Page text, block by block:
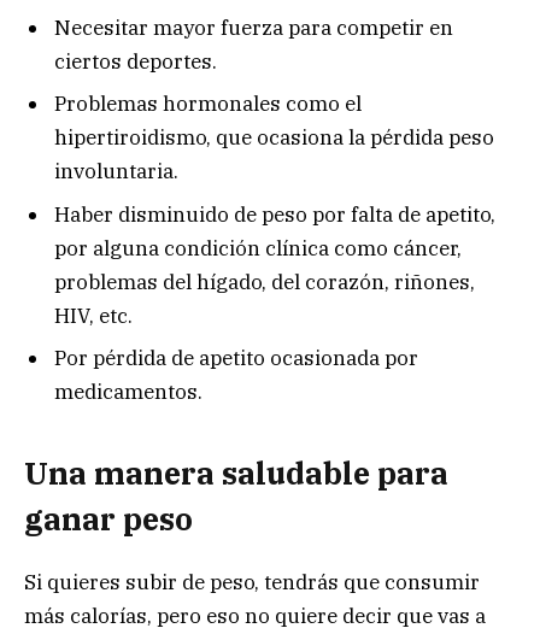
Necesitar mayor fuerza para competir en
ciertos deportes.
Problemas hormonales como el
hipertiroidismo, que ocasiona la pérdida peso
involuntaria.
Haber disminuido de peso por falta de apetito,
por alguna condición clínica como cáncer,
problemas del hígado, del corazón, riñones,
HIV, etc.
Por pérdida de apetito ocasionada por
medicamentos.
Una manera saludable para
ganar peso
Si quieres subir de peso, tendrás que consumir
más calorías, pero eso no quiere decir que vas a